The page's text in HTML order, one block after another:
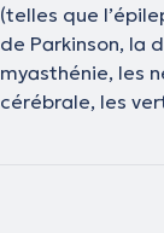
(telles que
de Parkinson, la
myasthénie, les
cérébrale, les